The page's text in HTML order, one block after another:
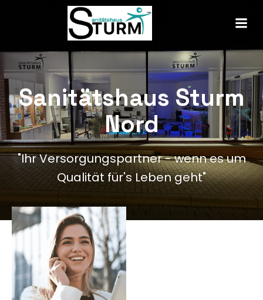
Sanitätshaus Sturm
Nord
"Ihr Versorgungspartner - wenn es um
Qualität für's Leben geht"